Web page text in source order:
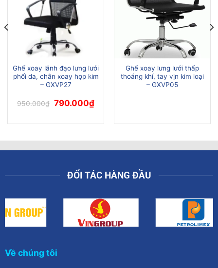
Ghế xoay lãnh đạo lưng lưới
phối da, chân xoay hợp kim
– GXVP27
950.000₫ Giá
gốc
950.000₫.
790.000₫Giá
hiện
là:
Ghế xoay lưng lưới thấp
thoáng khí, tay vịn kim loại
– GXVP05
ĐỐI TÁC HÀNG ĐẦU
Về chúng tôi